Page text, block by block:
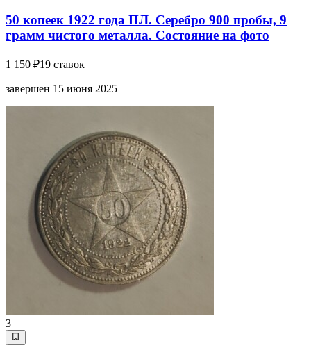
50 копеек 1922 года ПЛ. Серебро 900 пробы, 9
грамм чистого металла. Состояние на фото
1 150 ₽19 ставок
завершен 15 июня 2025
3